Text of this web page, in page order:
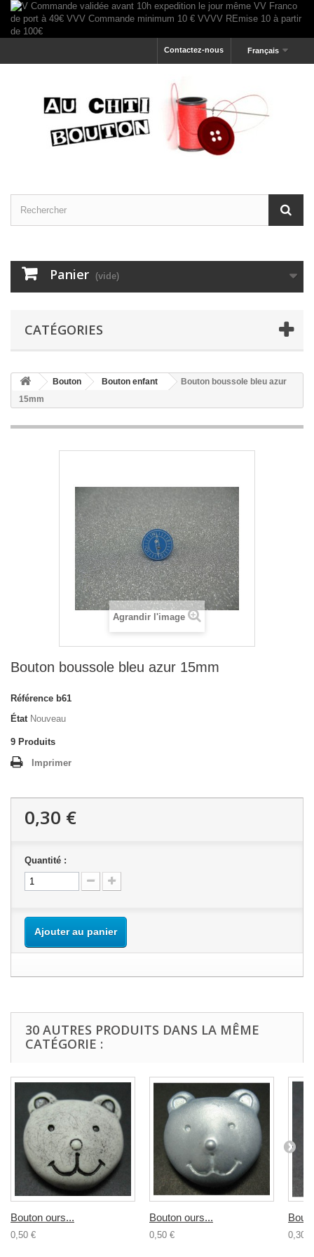
Français
Contactez-nous
Panier (vide)
CATÉGORIES
Bouton Bouton enfant
Bouton boussole bleu azur
15mm
Agrandir l'image
Bouton boussole bleu azur 15mm
Référence b61
État Nouveau
9 Produits
Imprimer
0,30 €
Quantité :
Ajouter au panier
30 AUTRES PRODUITS DANS LA MÊME
CATÉGORIE :
Bouton ours...
0,50 €
Bouton ours...
0,50 € 0,30 €